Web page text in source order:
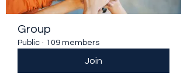
Group
Public · 109 members
Join